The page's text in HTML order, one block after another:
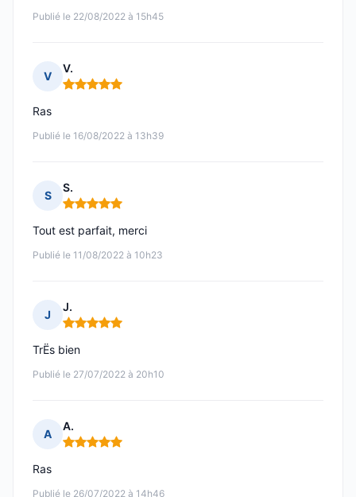
Publié le 22/08/2022 à 15h45
V
V.
Note : 5 sur 5
Publié le 16/08/2022 à 13h39
Ras
S
S.
Note : 5 sur 5
Publié le 11/08/2022 à 10h23
Tout est parfait, merci
J
J.
Note : 5 sur 5
Publié le 27/07/2022 à 20h10
TrËs bien
A
A.
Note : 5 sur 5
Publié le 26/07/2022 à 14h46
Ras